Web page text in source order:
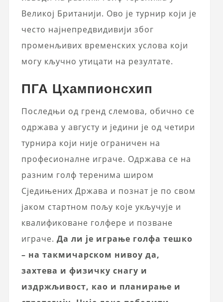
Великој Британији. Ово је турнир који је
често најнепредвидивији због
променљивих временских услова који
могу кључно утицати на резултате.
ПГА Цхампионсхип
Последњи од гренд слемова, обично се
одржава у августу и једини је од четири
турнира који није ограничен на
професионалне играче. Одржава се на
разним голф теренима широм
Сједињених Држава и познат је по свом
јаком стартном пољу које укључује и
квалификоване голфере и позване
играче. Да ли је играње голфа тешко
– на такмичарском нивоу да,
захтева и физичку снагу и
издржљивост, као и планирање и